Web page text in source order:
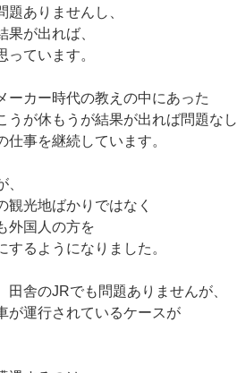
題ありませんし、
果が出れば、
っています。
ーカー時代の教えの中にあった
うが休もうが結果が出れば問題なし
仕事を継続しています。
観光地ばかりではなく
外国人の方を
するようになりました。
田舎のJRでも問題ありませんが、
が運行されているケースが